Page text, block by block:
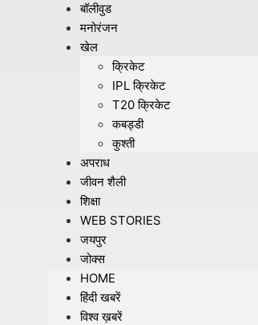
बॉलीवुड
मनोरंजन
खेल
क्रिकेट
IPL क्रिकेट
T20 क्रिकेट
कबड्डी
कुश्ती
अपराध
जीवन शैली
शिक्षा
WEB STORIES
जयपुर
जोक्स
HOME
हिंदी खबरें
विश्व ख़बरें